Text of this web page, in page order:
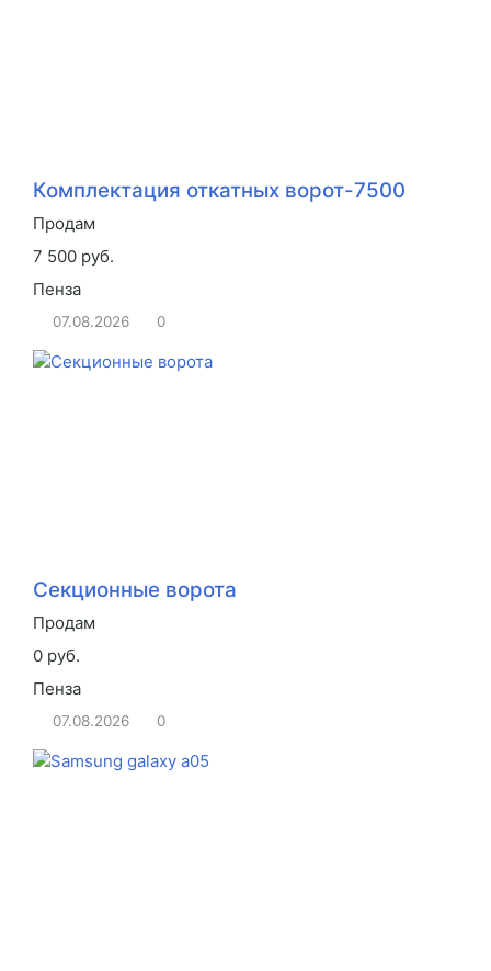
Комплектация откатных ворот-7500
Продам
7 500 руб.
Пенза
07.08.2026 0
Секционные ворота
Продам
0 руб.
Пенза
07.08.2026 0